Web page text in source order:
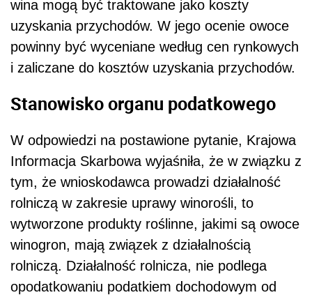
wina mogą być traktowane jako koszty
uzyskania przychodów. W jego ocenie owoce
powinny być wyceniane według cen rynkowych
i zaliczane do kosztów uzyskania przychodów.
Stanowisko organu podatkowego
W odpowiedzi na postawione pytanie, Krajowa
Informacja Skarbowa wyjaśniła, że w związku z
tym, że wnioskodawca prowadzi działalność
rolniczą w zakresie uprawy winorośli, to
wytworzone produkty roślinne, jakimi są owoce
winogron, mają związek z działalnością
rolniczą. Działalność rolnicza, nie podlega
opodatkowaniu podatkiem dochodowym od